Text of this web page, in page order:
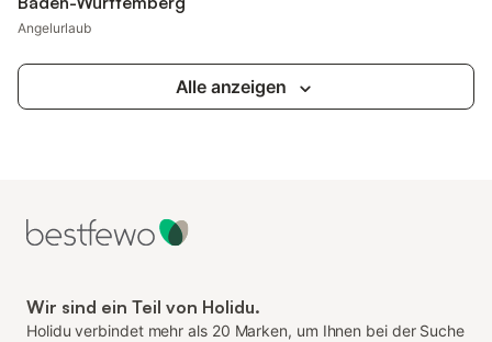
Angelurlaub
Alle anzeigen
Wir sind ein Teil von Holidu.
Holidu verbindet mehr als 20 Marken, um Ihnen bei der Suche